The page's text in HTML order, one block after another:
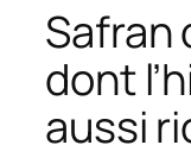
Safran
dont
aussi